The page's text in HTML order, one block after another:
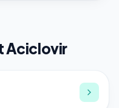
Aciclovir